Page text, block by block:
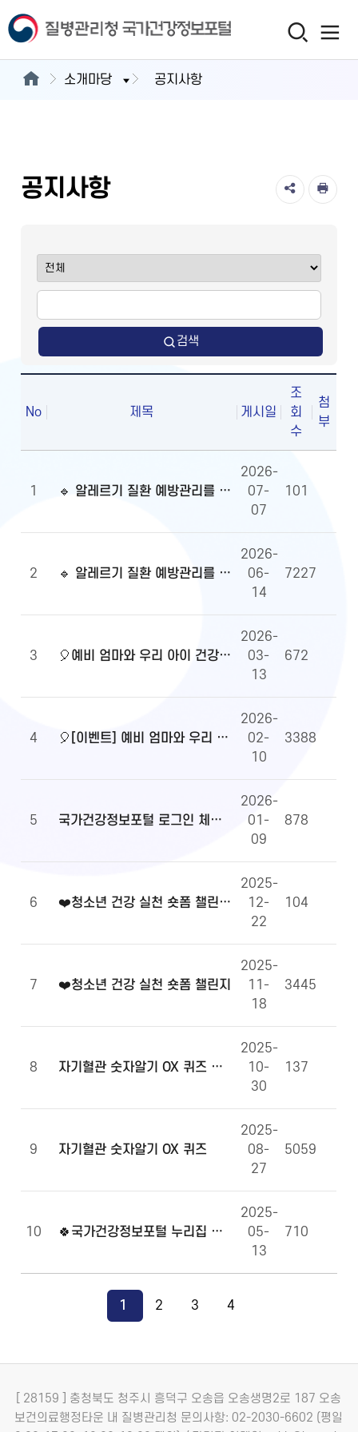
소개마당 공지사항
공지사항
검색
No 제목 게시일
조
회
수
첨
부
1 🔹 알레르기 질환 예방관리를 위한 알자내몸 이벤트 당첨자 발표
2026-
07-
07
101
2 🔹 알레르기 질환 예방관리를 위한 알자내몸 이벤트
2026-
06-
14
7227
3 🎈예비 엄마와 우리 아이 건강정보, 무엇이든 물어보세요!🎈당첨자 발표
2026-
03-
13
672
4 🎈[이벤트] 예비 엄마와 우리 아이 건강정보, 무엇이든 물어보세요!🎈
2026-
02-
10
3388
5 국가건강정보포털 로그인 체계 전환 및 OpenAPI 이용 안내
2026-
01-
09
878
6 ❤️청소년 건강 실천 숏폼 챌린지 당첨자 발표
2025-
12-
22
104
7 ❤️청소년 건강 실천 숏폼 챌린지
2025-
11-
18
3445
8 자기혈관 숫자알기 OX 퀴즈 당첨자 발표
2025-
10-
30
137
9 자기혈관 숫자알기 OX 퀴즈
2025-
08-
27
5059
10 🍀국가건강정보포털 누리집 만족도 조사에 참여해주세요!🍀
2025-
05-
13
710
1 2 3 4
[ 28159 ] 충청북도 청주시 흥덕구 오송읍 오송생명2로 187 오송
보건의료행정타운 내 질병관리청 문의사항: 02-2030-6602 (평일